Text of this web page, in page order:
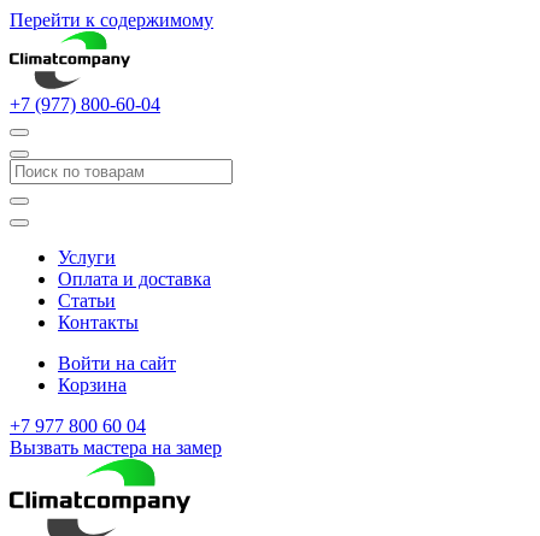
Перейти к содержимому
+7 (977) 800-60-04
Услуги
Оплата и доставка
Статьи
Контакты
Войти на сайт
Корзина
+7 977 800 60 04
Вызвать мастера на замер